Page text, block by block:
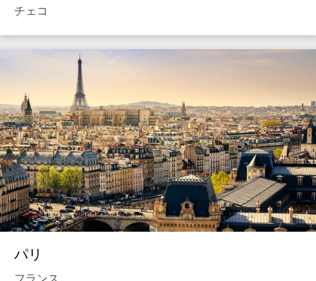
チェコ
パリ